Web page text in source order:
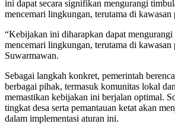
ini dapat secara signifikan mengurangi
mencemari lingkungan, terutama di kawasan
“Kebijakan ini diharapkan dapat
mencemari lingkungan, terutama di kawasan
Suwarmawan.
Sebagai langkah konkret, pemerintah
berbagai pihak, termasuk komunitas lokal
memastikan kebijakan ini berjalan optimal.
tingkat desa serta pemantauan ketat akan
dalam implementasi aturan ini.